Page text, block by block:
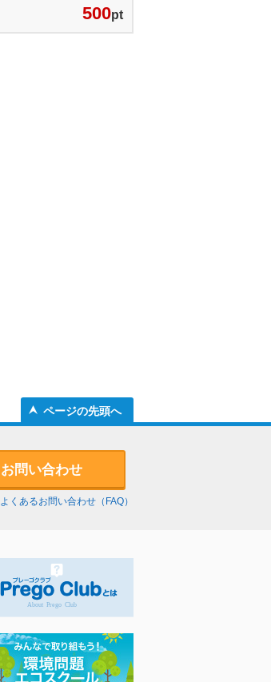
500pt
ページの先頭へ
お問い合わせ
よくあるお問い合わせ（FAQ）